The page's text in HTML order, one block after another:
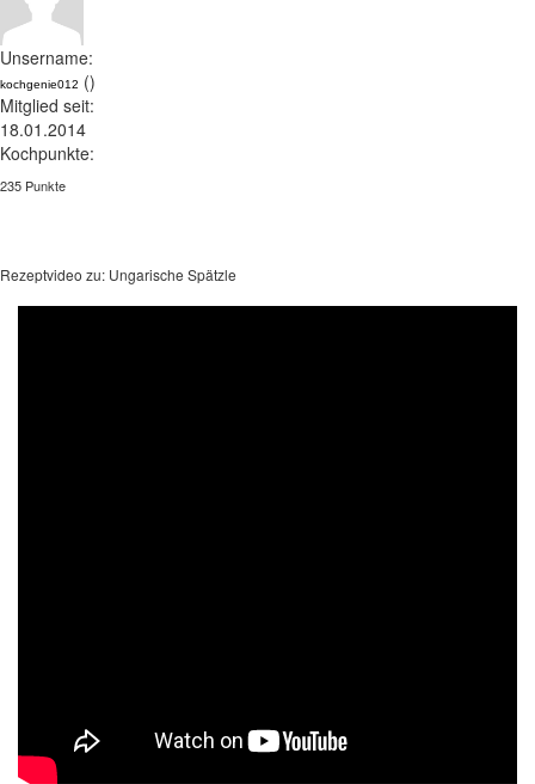
Unsername:
kochgenie012 ()
Mitglied seit:
18.01.2014
Kochpunkte:
235 Punkte
Rezeptvideo zu: Ungarische Spätzle